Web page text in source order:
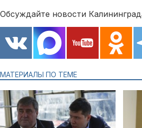
Обсуждайте новости
МАТЕРИАЛЫ ПО ТЕМЕ